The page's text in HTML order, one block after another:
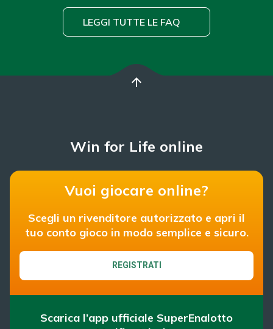
LEGGI TUTTE LE FAQ
arrow_upward
Win for Life online
Vuoi giocare online?
Scegli un rivenditore autorizzato e apri il
tuo conto gioco in modo semplice e sicuro.
REGISTRATI
Scarica l’app ufficiale SuperEnalotto